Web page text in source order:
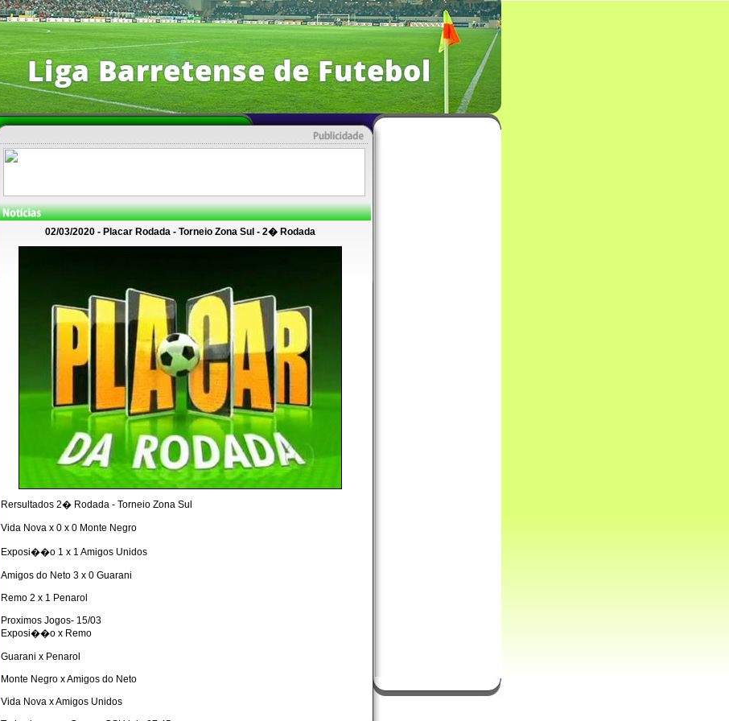
02/03/2020 - Placar Rodada - Torneio Zona Sul - 2� Rodada
Rersultados 2� Rodada - Torneio Zona Sul
Vida Nova x 0 x 0 Monte Negro
Exposi��o 1 x 1 Amigos Unidos
Amigos do Neto 3 x 0 Guarani
Remo 2 x 1 Penarol
Proximos Jogos- 15/03
Exposi��o x Remo
Guarani x Penarol
Monte Negro x Amigos do Neto
Vida Nova x Amigos Unidos